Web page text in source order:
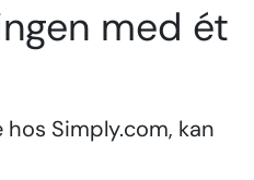
med ét
Simply.com, kan